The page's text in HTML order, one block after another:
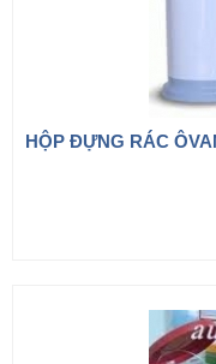
HỘP ĐỰNG RÁC